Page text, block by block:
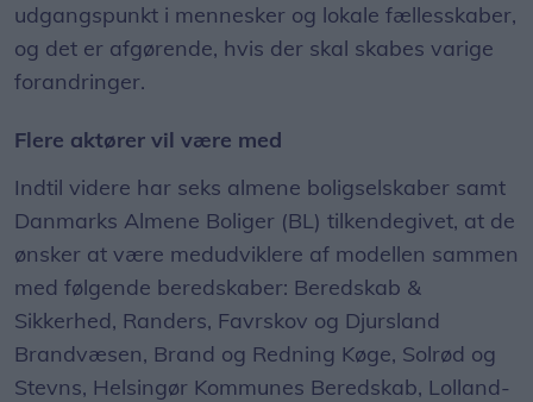
udgangspunkt i mennesker og lokale fællesskaber,
og det er afgørende, hvis der skal skabes varige
forandringer.
Flere aktører vil være med
Indtil videre har seks almene boligselskaber samt
Danmarks Almene Boliger (BL) tilkendegivet, at de
ønsker at være medudviklere af modellen sammen
med følgende beredskaber: Beredskab &
Sikkerhed, Randers, Favrskov og Djursland
Brandvæsen, Brand og Redning Køge, Solrød og
Stevns, Helsingør Kommunes Beredskab, Lolland-